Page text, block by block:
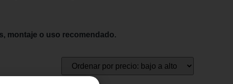
montaje o uso recomendado.